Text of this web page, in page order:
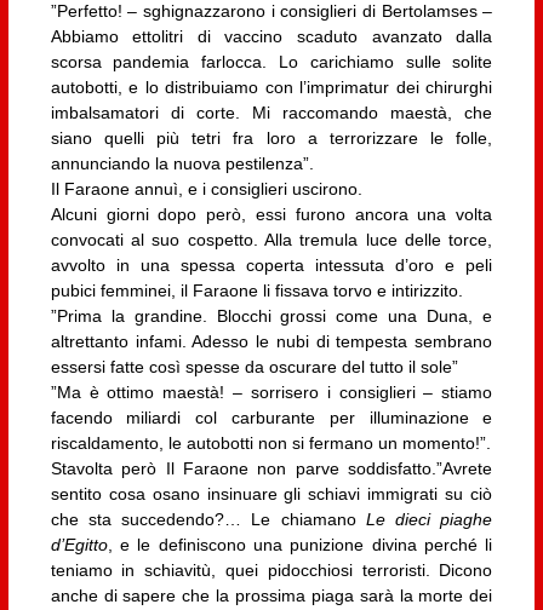
”Perfetto! – sghignazzarono i consiglieri di Bertolamses –
Abbiamo ettolitri di vaccino scaduto avanzato dalla
scorsa pandemia farlocca. Lo carichiamo sulle solite
autobotti, e lo distribuiamo con l’imprimatur dei chirurghi
imbalsamatori di corte. Mi raccomando maestà, che
siano quelli più tetri fra loro a terrorizzare le folle,
annunciando la nuova pestilenza”.
Il Faraone annuì, e i consiglieri uscirono.
Alcuni giorni dopo però, essi furono ancora una volta
convocati al suo cospetto. Alla tremula luce delle torce,
avvolto in una spessa coperta intessuta d’oro e peli
pubici femminei, il Faraone li fissava torvo e intirizzito.
”Prima la grandine. Blocchi grossi come una Duna, e
altrettanto infami. Adesso le nubi di tempesta sembrano
essersi fatte così spesse da oscurare del tutto il sole”
”Ma è ottimo maestà! – sorrisero i consiglieri – stiamo
facendo miliardi col carburante per illuminazione e
riscaldamento, le autobotti non si fermano un momento!”.
Stavolta però Il Faraone non parve soddisfatto.”Avrete
sentito cosa osano insinuare gli schiavi immigrati su ciò
che sta succedendo?… Le chiamano Le dieci piaghe
d’Egitto, e le definiscono una punizione divina perché li
teniamo in schiavitù, quei pidocchiosi terroristi. Dicono
anche di sapere che la prossima piaga sarà la morte dei